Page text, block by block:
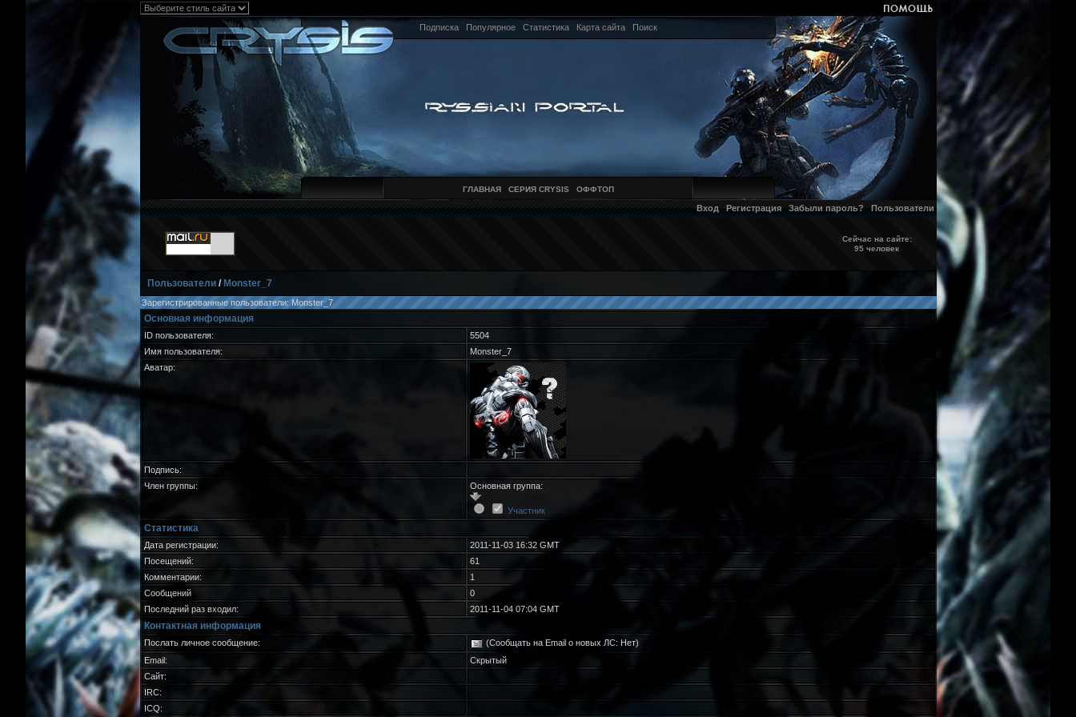
Подписка Популярное Статистика Карта сайта Поиск
ГЛАВНАЯ СЕРИЯ CRYSIS ОФФТОП
Вход Регистрация Забыли пароль? Пользователи
Сейчас на сайте:
95 человек
Пользователи/ Monster_7
Зарегистрированные пользователи: Monster_7
Основная информация
ID пользователя:
5504
Имя пользователя:
Monster_7
Аватар:
Подпись:
Член группы:
Основная группа:
Участник
Статистика
Дата регистрации:
2011-11-03 16:32 GMT
Посещений:
61
Комментарии:
1
Сообщений
0
Последний раз входил:
2011-11-04 07:04 GMT
Контактная информация
Послать личное сообщение:
(Сообщать на Email о новых ЛС: Нет)
Email:
Скрытый
Сайт:
IRC:
ICQ: